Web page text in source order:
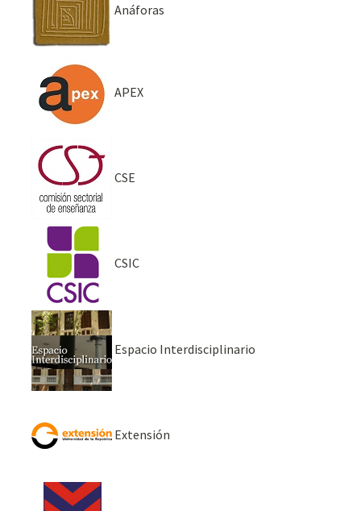
Anáforas
APEX
CSE
CSIC
Espacio Interdisciplinario
Extensión